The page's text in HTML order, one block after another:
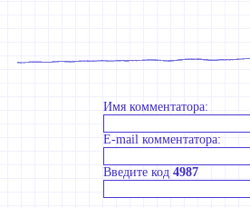
Имя комментатора:
E-mail комментатора:
Введите код 4987